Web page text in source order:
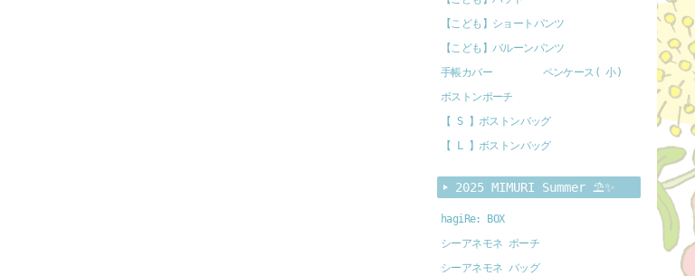
【こども】ショートパンツ
【こども】バルーンパンツ
手帳カバー
ペンケース( 小)
ボストンポーチ
【 S 】ボストンバッグ
【 L 】ボストンバッグ
2025 MIMURI Summer ⛱️✨
hagiRe: BOX
シーアネモネ ポーチ
シーアネモネ バッグ